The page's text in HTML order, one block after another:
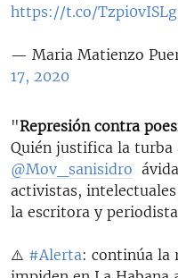
https://t.co/Tzpi0vISLg
— Maria Matienzo
17, 2020
"Represión contra
Quién justifica la turba
@Mov_sanisidro
activistas,
la escritora y
⚠️ #Alerta: continúa la